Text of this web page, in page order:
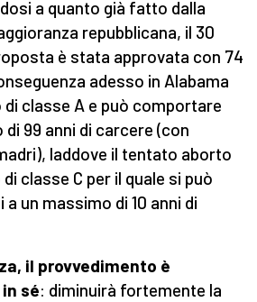
a quanto già fatto dalla
repubblicana, il 30
è stata approvata con 74
adesso in Alabama
di classe A e può comportare
99 anni di carcere (con
laddove il tentato aborto
classe C per il quale si può
un massimo di 10 anni di
il provvedimento è
sé: diminuirà fortemente la